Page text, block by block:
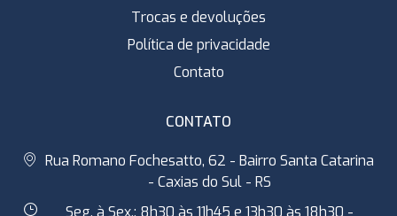
Trocas e devoluções
Política de privacidade
Contato
CONTATO
Rua Romano Fochesatto, 62 - Bairro Santa Catarina
- Caxias do Sul - RS
Seg. à Sex.: 8h30 às 11h45 e 13h30 às 18h30 -